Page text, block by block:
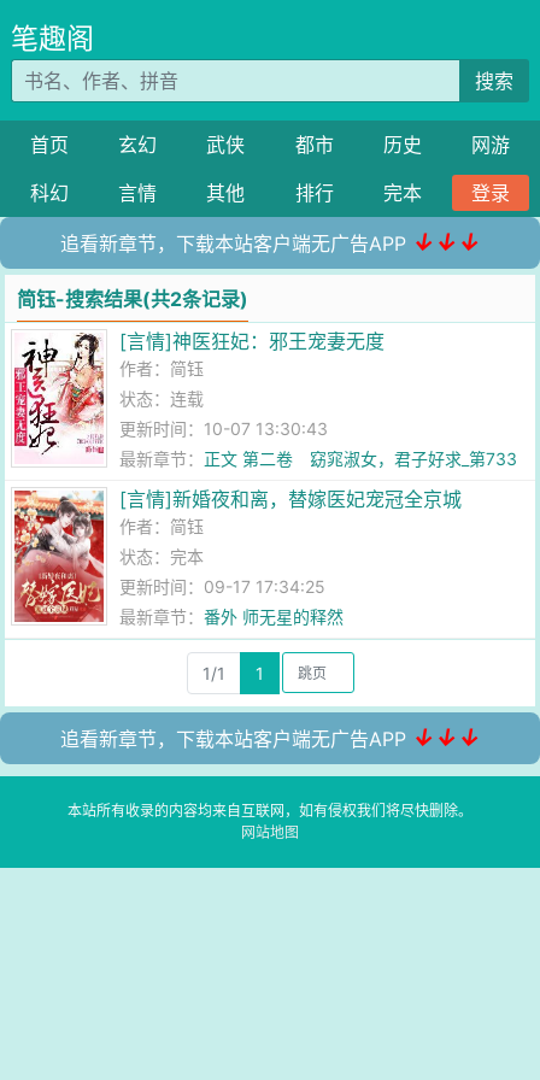
笔趣阁
搜索
首页 玄幻 武侠 都市 历史
网游
科幻
言情 其他 排行 完本 登录
追看新章节，下载本站客户端无广告APP ↓↓↓
简钰-搜索结果(共2条记录)
[言情]神医狂妃：邪王宠妻无度
作者： 简钰
状态：连载
更新时间：10-07 13:30:43
最新章节： 正文 第二卷 窈窕淑女，君子好求_第733
章 大结局
[言情]新婚夜和离，替嫁医妃宠冠全京城
作者： 简钰
状态：完本
更新时间：09-17 17:34:25
最新章节：番外 师无星的释然
1/1 1
追看新章节，下载本站客户端无广告APP ↓↓↓
本站所有收录的内容均来自互联网，如有侵权我们将尽快删除。
网站地图